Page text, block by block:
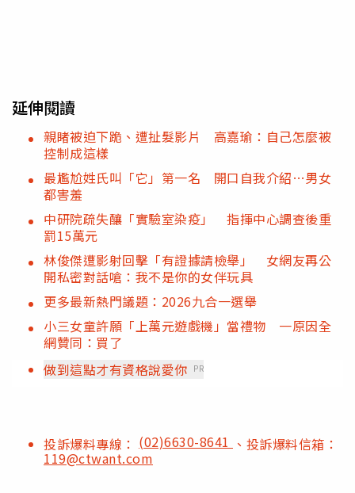
延伸閱讀
親睹被迫下跪、遭扯髮影片 高嘉瑜：自己怎麼被
控制成這樣
最尷尬姓氏叫「它」第一名 開口自我介紹…男女
都害羞
中研院疏失釀「實驗室染疫」 指揮中心調查後重
罰15萬元
林俊傑遭影射回擊「有證據請檢舉」 女網友再公
開私密對話嗆：我不是你的女伴玩具
更多最新熱門議題：2026九合一選舉
小三女童許願「上萬元遊戲機」當禮物 一原因全
網贊同：買了
做到這點才有資格說愛你 PR
投訴爆料專線： (02)6630-8641 、投訴爆料信箱：
119@ctwant.com